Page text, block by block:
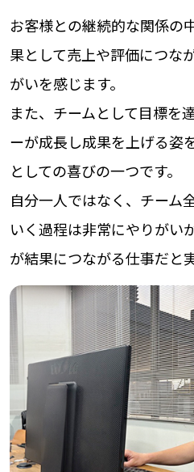
お客様との継続的な関係の
果として売上や評価につな
がいを感じます。
また、チームとして目標を
ーが成長し成果を上げる姿
としての喜びの一つです。
自分一人ではなく、チーム
いく過程は非常にやりがい
が結果につながる仕事だと